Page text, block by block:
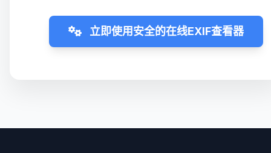
立即使用安全的在线EXIF查看器